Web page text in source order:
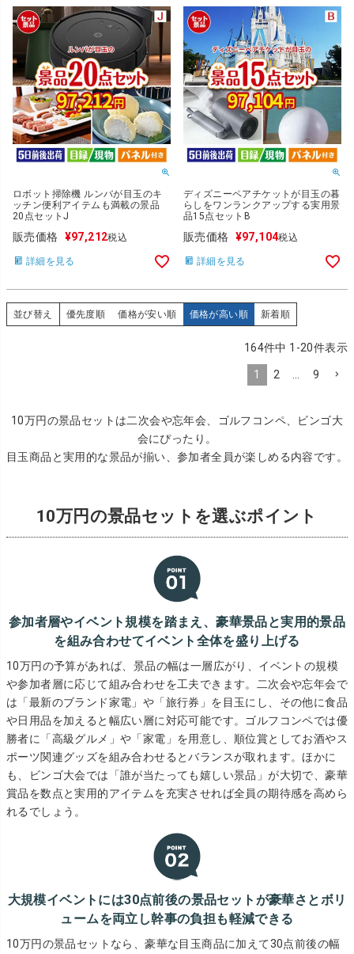
ロボット掃除機 ルンバが目玉のキ
ッチン便利アイテムも満載の景品
20点セットJ
販売価格 ¥97,212税込
詳細を見る
ディズニーペアチケットが目玉の暮
らしをワンランクアップする実用景
品15点セットB
販売価格 ¥97,104税込
詳細を見る
並び替え 優先度順 価格が安い順 価格が高い順 新着順
164件中 1 -20件表示
1 2 9
10万円の景品セットは二次会や忘年会、ゴルフコンペ、ビンゴ大
会にぴったり。
目玉商品と実用的な景品が揃い、参加者全員が楽しめる内容です。
10万円の景品セットを選ぶポイント
参加者層やイベント規模を踏まえ、豪華景品と実用的景品
を組み合わせてイベント全体を盛り上げる
10万円の予算があれば、景品の幅は一層広がり、イベントの規模
や参加者層に応じて組み合わせを工夫できます。二次会や忘年会で
は「最新のブランド家電」や「旅行券」を目玉にし、その他に食品
や日用品を加えると幅広い層に対応可能です。ゴルフコンペでは優
勝者に「高級グルメ」や「家電」を用意し、順位賞としてお酒やス
ポーツ関連グッズを組み合わせるとバランスが取れます。ほかに
も、ビンゴ大会では「誰が当たっても嬉しい景品」が大切で、豪華
賞品を数点と実用的アイテムを充実させれば全員の期待感を高めら
れるでしょう。
大規模イベントには30点前後の景品セットが豪華さとボリ
ュームを両立し幹事の負担も軽減できる
10万円の景品セットなら、豪華な目玉商品に加えて30点前後の幅